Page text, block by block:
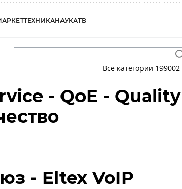
ТЕХНИКАНАУКАТВ
Все категории 199002
- QoE - Quality
- Eltex VoIP